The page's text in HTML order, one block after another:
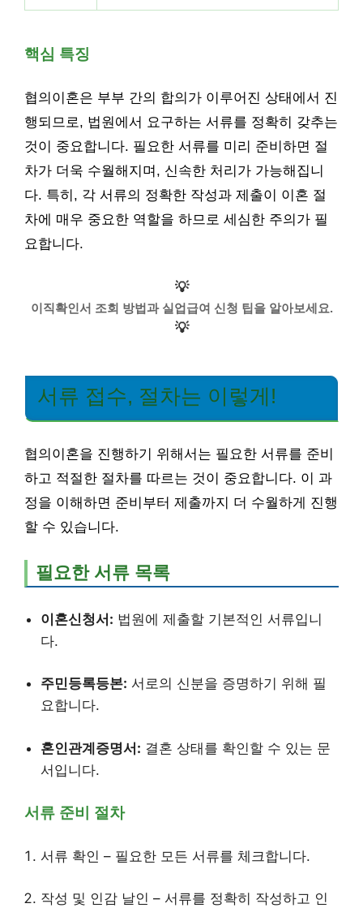
핵심 특징
협의이혼은 부부 간의 합의가 이루어진 상태에서 진
행되므로, 법원에서 요구하는 서류를 정확히 갖추는
것이 중요합니다. 필요한 서류를 미리 준비하면 절
차가 더욱 수월해지며, 신속한 처리가 가능해집니
다. 특히, 각 서류의 정확한 작성과 제출이 이혼 절
차에 매우 중요한 역할을 하므로 세심한 주의가 필
요합니다.
💡
이직확인서 조회 방법과 실업급여 신청 팁을 알아보세요.
💡
서류 접수, 절차는 이렇게!
협의이혼을 진행하기 위해서는 필요한 서류를 준비
하고 적절한 절차를 따르는 것이 중요합니다. 이 과
정을 이해하면 준비부터 제출까지 더 수월하게 진행
할 수 있습니다.
필요한 서류 목록
이혼신청서: 법원에 제출할 기본적인 서류입니
다.
주민등록등본: 서로의 신분을 증명하기 위해 필
요합니다.
혼인관계증명서: 결혼 상태를 확인할 수 있는 문
서입니다.
서류 준비 절차
서류 확인 – 필요한 모든 서류를 체크합니다.
작성 및 인감 날인 – 서류를 정확히 작성하고 인